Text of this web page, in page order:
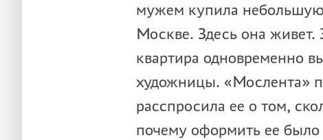
мужем купила
Москве. Здесь она живет.
квартира одновременно
художницы. «Мослента»
расспросила ее о том,
почему оформить ее